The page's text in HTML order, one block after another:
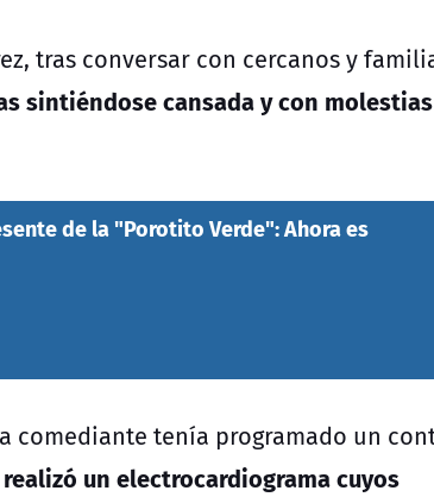
tras conversar con cercanos y
sintiéndose cansada y con molestias
de la "Porotito Verde": Ahora es
comediante tenía programado un
un electrocardiograma cuyos